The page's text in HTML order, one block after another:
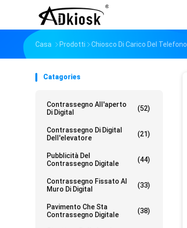
Casa Prodotti Chiosco Di Carico Del Telefono
Catagories
Contrassegno All'aperto
Di Digital
(52)
Contrassegno Di Digital
Dell'elevatore
(21)
Pubblicità Del
Contrassegno Digitale
(44)
Contrassegno Fissato Al
Muro Di Digital
(33)
Pavimento Che Sta
Contrassegno Digitale
(38)